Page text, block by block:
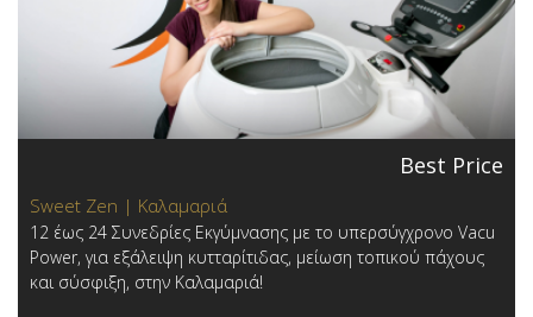
Best Price
Sweet Zen | Καλαμαριά
12 έως 24 Συνεδρίες Εκγύμνασης με το υπερσύγχρονο Vacu
Power, για εξάλειψη κυτταρίτιδας, μείωση τοπικού πάχους
και σύσφιξη, στην Καλαμαριά!